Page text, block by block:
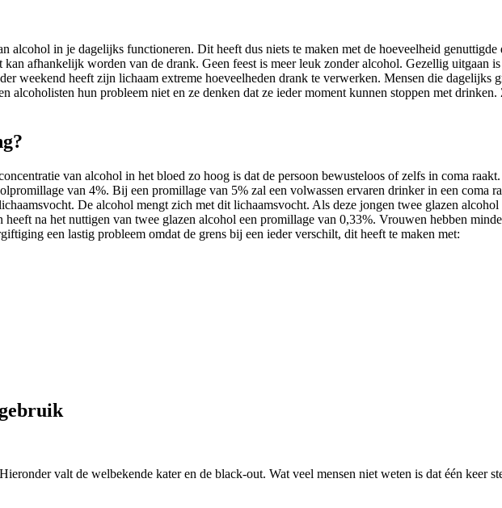
alcohol in je dagelijks functioneren. Dit heeft dus niets te maken met de hoeveelheid
afhankelijk worden van de drank. Geen feest is meer leuk zonder alcohol. Gezellig uitgaan
weekend heeft zijn lichaam extreme hoeveelheden drank te verwerken. Mensen die
alcoholisten hun probleem niet en ze denken dat ze ieder moment kunnen stoppen met drinken.
van alcohol in het bloed zo hoog is dat de persoon bewusteloos of zelfs in coma
van 4%. Bij een promillage van 5% zal een volwassen ervaren drinker in een coma
De alcohol mengt zich met dit lichaamsvocht. Als deze jongen twee glazen
na het nuttigen van twee glazen alcohol een promillage van 0,33%. Vrouwen hebben
een lastig probleem omdat de grens bij een ieder verschilt, dit heeft te maken met:
valt de welbekende kater en de black-out. Wat veel mensen niet weten is dat één keer